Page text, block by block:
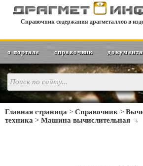
Справочник содержания драгметаллов в
о портале справочник
Главная страница > Справочник >
техника > Машина вычислительная